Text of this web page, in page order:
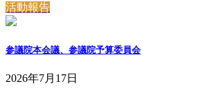
活動報告
参議院本会議、参議院予算委員会
2026年7月17日